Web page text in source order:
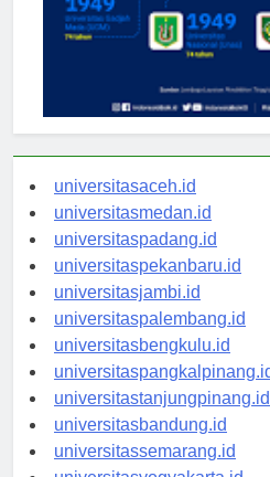
universitasaceh.id
universitasmedan.id
universitaspadang.id
universitaspekanbaru.id
universitasjambi.id
universitaspalembang.id
universitasbengkulu.id
universitaspangkalpinang.id
universitastanjungpinang.id
universitasbandung.id
universitassemarang.id